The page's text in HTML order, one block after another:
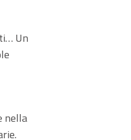
Un
nella